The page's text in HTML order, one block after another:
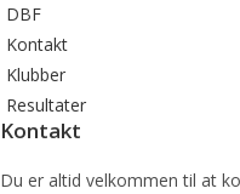
DBF
Kontakt
Klubber
Resultater
Kontakt
Du er altid velkommen til at